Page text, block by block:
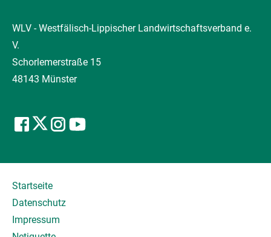
WLV - Westfälisch-Lippischer Landwirtschaftsverband e.
V.
Schorlemerstraße 15
48143 Münster
Startseite
Datenschutz
Impressum